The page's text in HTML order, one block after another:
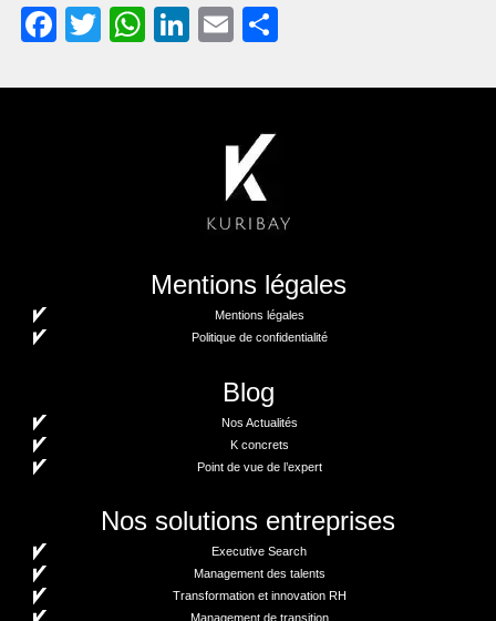
Facebook
TwitterWhatsApp
LinkedIn
Email
Mentions légales
Mentions légales
Politique de confidentialité
Blog
Nos Actualités
K concrets
Point de vue de l’expert
Nos solutions entreprises
Executive Search
Management des talents
Transformation et innovation RH
Management de transition